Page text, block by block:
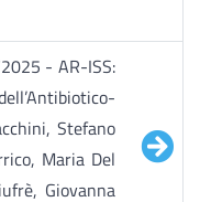
- AR-ISS:
Stefano
Maria Del
Giovanna